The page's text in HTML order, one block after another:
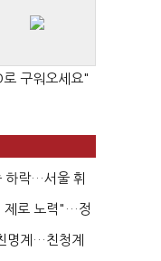
구워오세요"
하락…서울 휘
제로 노력"…정
명계…친청계